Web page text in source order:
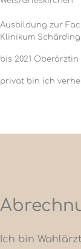
Ausbildung zur
Klinikum Schärding
bis 2021
privat bin ich
Ich bin